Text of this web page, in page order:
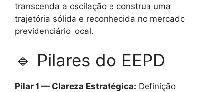
transcenda a oscilação e construa uma
trajetória sólida e reconhecida no mercado
previdenciário local.
🔹 Pilares do EEPD
Pilar 1 — Clareza Estratégica: Definição